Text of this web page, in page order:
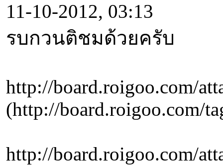
11-10-2012, 03:13
รบกวนติชมด้วยครับ
http://board.roigoo.com/
(http://board.roigoo.com/
http://board.roigoo.com/